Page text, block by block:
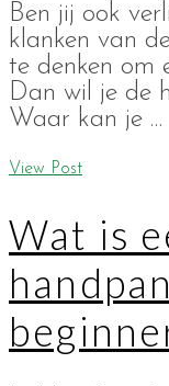
Ben jij ook
klanken van
te denken om
Dan wil je de
Waar kan je …
View Post
Wat is